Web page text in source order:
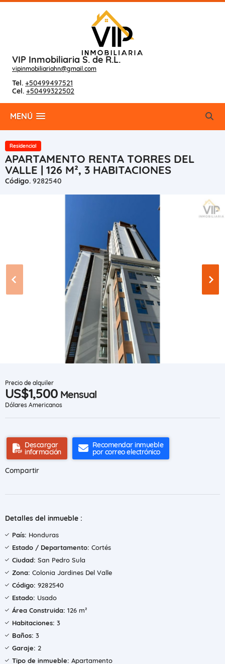
VIP Inmobiliaria S. de R.L.
vipinmobiliariahn@gmail.com
Tel. +50499497521
Cel. +50499322502
MENÚ
Residencial
APARTAMENTO RENTA TORRES DEL
VALLE | 126 M², 3 HABITACIONES
Código. 9282540
Precio de alquiler
US$1,500 Mensual
Dólares Americanos
Descargar
información
Recomendar inmueble
por correo electrónico
Compartir
Detalles del inmueble :
País: Honduras
Estado / Departamento: Cortés
Ciudad: San Pedro Sula
Zona: Colonia Jardines Del Valle
Código: 9282540
Estado: Usado
Área Construida: 126 m²
Habitaciones: 3
Baños: 3
Garaje: 2
Tipo de inmueble: Apartamento